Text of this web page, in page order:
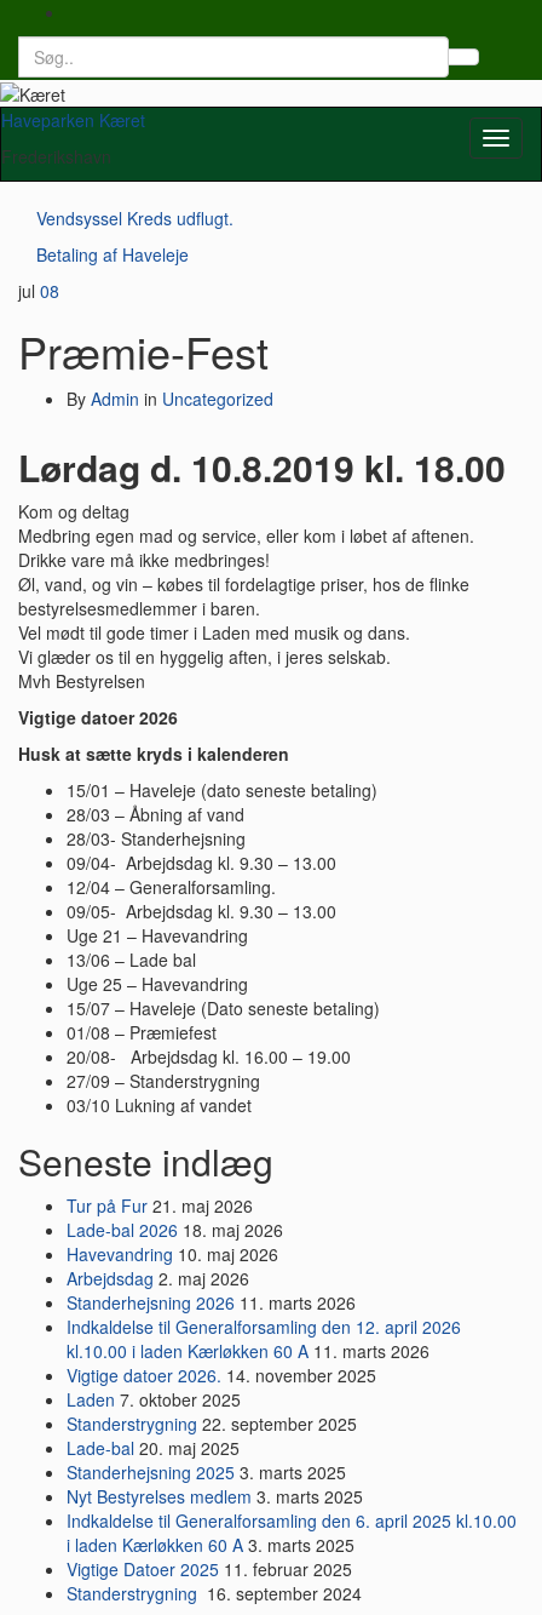
form
Search
for:
Haveparken Kæret
Frederikshavn
Vendsyssel Kreds udflugt.
Betaling af Haveleje
jul 08
Præmie-Fest
By Admin in Uncategorized
Lørdag d. 10.8.2019 kl. 18.00
Kom og deltag
Medbring egen mad og service, eller kom i løbet af aftenen.
Drikke vare må ikke medbringes!
Øl, vand, og vin – købes til fordelagtige priser, hos de flinke
bestyrelsesmedlemmer i baren.
Vel mødt til gode timer i Laden med musik og dans.
Vi glæder os til en hyggelig aften, i jeres selskab.
Mvh Bestyrelsen
Vigtige datoer 2026
Husk at sætte kryds i kalenderen
15/01 – Haveleje (dato seneste betaling)
28/03 – Åbning af vand
28/03- Standerhejsning
09/04- Arbejdsdag kl. 9.30 – 13.00
12/04 – Generalforsamling.
09/05- Arbejdsdag kl. 9.30 – 13.00
Uge 21 – Havevandring
13/06 – Lade bal
Uge 25 – Havevandring
15/07 – Haveleje (Dato seneste betaling)
01/08 – Præmiefest
20/08- Arbejdsdag kl. 16.00 – 19.00
27/09 – Standerstrygning
03/10 Lukning af vandet
Seneste indlæg
Tur på Fur 21. maj 2026
Lade-bal 2026 18. maj 2026
Havevandring 10. maj 2026
Arbejdsdag 2. maj 2026
Standerhejsning 2026 11. marts 2026
Indkaldelse til Generalforsamling den 12. april 2026
kl.10.00 i laden Kærløkken 60 A 11. marts 2026
Vigtige datoer 2026. 14. november 2025
Laden 7. oktober 2025
Standerstrygning 22. september 2025
Lade-bal 20. maj 2025
Standerhejsning 2025 3. marts 2025
Nyt Bestyrelses medlem 3. marts 2025
Indkaldelse til Generalforsamling den 6. april 2025 kl.10.00
i laden Kærløkken 60 A 3. marts 2025
Vigtige Datoer 2025 11. februar 2025
Standerstrygning 16. september 2024